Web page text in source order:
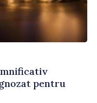
pentru